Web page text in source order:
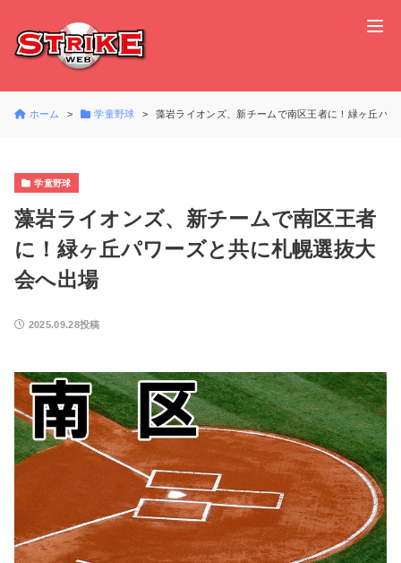
ホーム 学童野球 藻岩ライオンズ、新チームで南区王者に！緑ヶ丘パ
学童野球
藻岩ライオンズ、新チームで南区王者
に！緑ヶ丘パワーズと共に札幌選抜大
会へ出場
2025.09.28投稿